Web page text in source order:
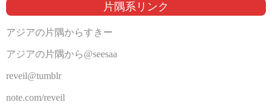
片隅系リンク
アジアの片隅からすきー
アジアの片隅から@seesaa
reveil@tumblr
note.com/reveil